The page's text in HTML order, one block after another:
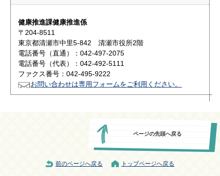
健康推進課健康推進係
〒204-8511
東京都清瀬市中里5-842 清瀬市役所2階
電話番号（直通）：042-497-2075
電話番号（代表）：042-492-5111
ファクス番号：042-495-9222
お問い合わせは専用フォームをご利用ください。
ページの先頭へ戻る
前のページへ戻る トップページへ戻る